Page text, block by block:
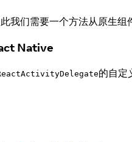
我们需要一个方法从原生
Native
的自定